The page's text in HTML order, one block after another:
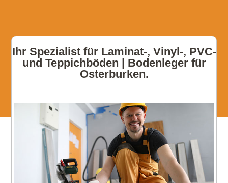
Ihr Spezialist für Laminat-, Vinyl-, PVC-
und Teppichböden | Bodenleger für
Osterburken.